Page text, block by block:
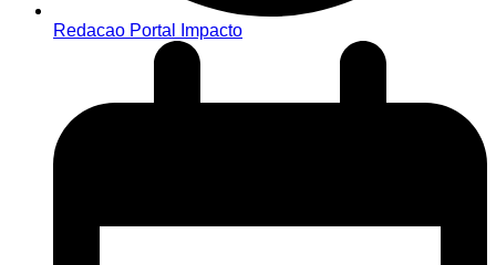
Redacao Portal Impacto